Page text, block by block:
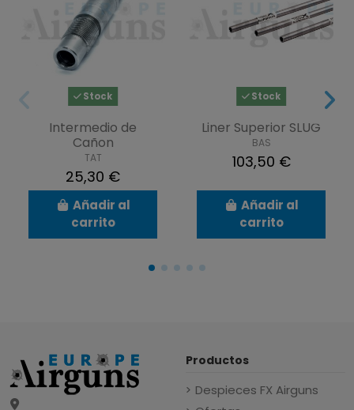
Stock
Intermedio de
Cañon
TAT
25,30 €
Añadir al
carrito
Stock
Liner Superior SLUG
BAS
103,50 €
Añadir al
carrito
Productos
Despieces FX Airguns